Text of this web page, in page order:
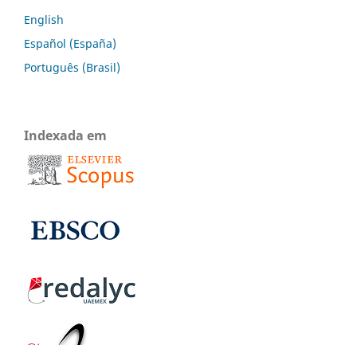
English
Español (España)
Português (Brasil)
Indexada em